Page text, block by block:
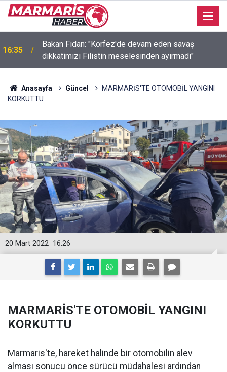
16:35
Bakan Fidan: "Körfez'de devam eden savaş
dikkatimizi Filistin meselesinden ayırmadı"
Anasayfa Güncel
MARMARİS'TE OTOMOBİL YANGINI
KORKUTTU
16:26
20 Mart 2022
MARMARİS'TE OTOMOBİL YANGINI
KORKUTTU
Marmaris'te, hareket halinde bir otomobilin alev
alması sonucu önce sürücü müdahalesi ardından